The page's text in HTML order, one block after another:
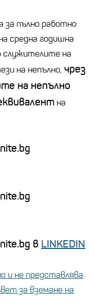
за пълно работно
средна годишна
служителите на
на непълно, чрез
на непълно
на
в LINKEDIN
и не представлява
за вземане на